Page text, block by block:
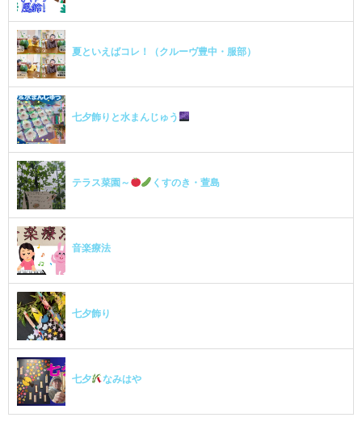
夏といえばコレ！（クルーヴ豊中・服部）
七夕飾りと水まんじゅう
テラス菜園～ くすのき・萱島
音楽療法
七夕飾り
七夕 なみはや